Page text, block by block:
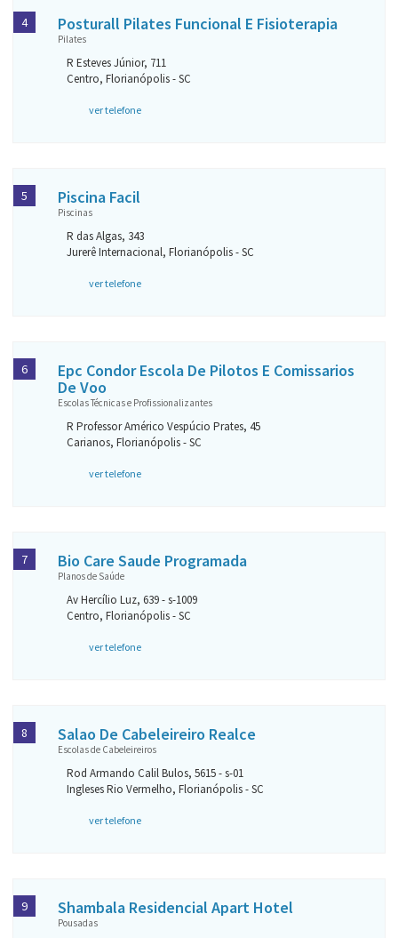
Posturall Pilates Funcional E Fisioterapia
Pilates
R Esteves Júnior, 711
Centro, Florianópolis - SC
ver telefone
4
Piscina Facil
Piscinas
R das Algas, 343
Jurerê Internacional, Florianópolis - SC
ver telefone
5
Epc Condor Escola De Pilotos E Comissarios
De Voo
Escolas Técnicas e Profissionalizantes
R Professor Américo Vespúcio Prates, 45
Carianos, Florianópolis - SC
ver telefone
6
Bio Care Saude Programada
Planos de Saúde
Av Hercílio Luz, 639 - s-1009
Centro, Florianópolis - SC
ver telefone
7
Salao De Cabeleireiro Realce
Escolas de Cabeleireiros
Rod Armando Calil Bulos, 5615 - s-01
Ingleses Rio Vermelho, Florianópolis - SC
ver telefone
8
Shambala Residencial Apart Hotel
Pousadas
9